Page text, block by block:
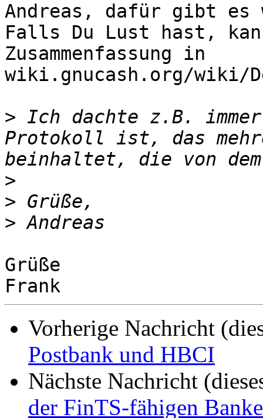
Andreas, dafür gibt
Falls Du Lust hast,
Zusammenfassung in
wiki.gnucash.org/wiki/
> Ich dachte z.B.
Protokoll ist, das
>
>
>
Grüße
Vorherige Nachricht
Postbank und HBCI
Nächste Nachricht
der FinTS-fähigen